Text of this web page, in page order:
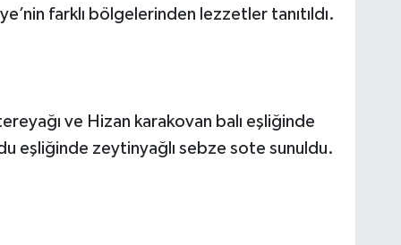
farklı bölgelerinden lezzetler tanıtıldı.
ve Hizan karakovan balı eşliğinde
eşliğinde zeytinyağlı sebze sote sunuldu.